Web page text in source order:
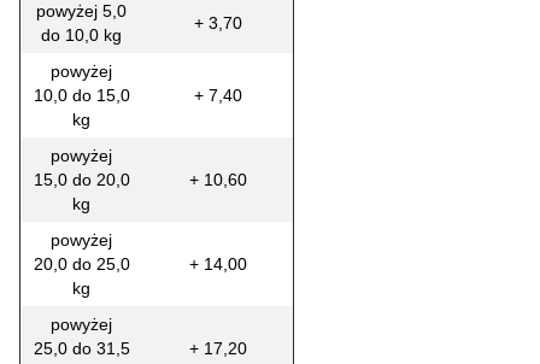
powyżej 5,0
do 10,0 kg
+ 3,70
powyżej
10,0 do 15,0
kg
+ 7,40
powyżej
15,0 do 20,0
kg
+ 10,60
powyżej
20,0 do 25,0
kg
+ 14,00
powyżej
25,0 do 31,5
+ 17,20